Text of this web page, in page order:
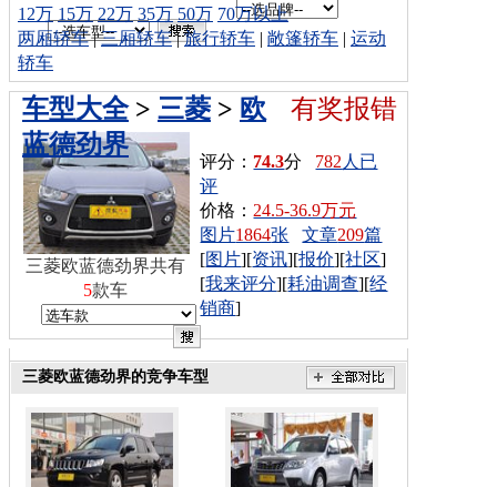
12万 15万 22万 35万 50万 70万以上
两厢轿车|三厢轿车|旅行轿车 | 敞篷轿车 | 运动
轿车
有奖报错
车型大全> 三菱 > 欧
蓝德劲界
评分： 74.3分 782 人已
评
价格： 24.5-36.9万元
图片1864张 文章209篇
[图片][资讯][报价][社区]
[我来评分][耗油调查][经
销商]
三菱欧蓝德劲界共有
5款车
三菱欧蓝德劲界的竞争车型